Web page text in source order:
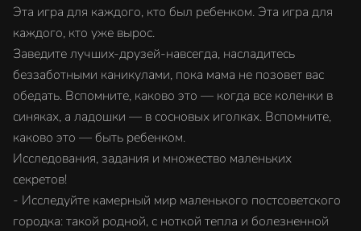
Эта игра для каждого, кто был ребенком. Эта игра для
каждого, кто уже вырос.
Заведите лучших-друзей-навсегда, насладитесь
беззаботными каникулами, пока мама не позовет вас
обедать. Вспомните, каково это — когда все коленки в
синяках, а ладошки — в сосновых иголках. Вспомните,
каково это — быть ребенком.
Исследования, задания и множество маленьких
секретов!
- Исследуйте камерный мир маленького постсоветского
городка: такой родной, с ноткой тепла и болезненной